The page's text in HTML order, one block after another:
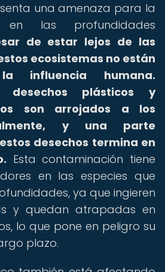
una amenaza para la
las profundidades
de estar lejos de las
ecosistemas no están
influencia humana.
desechos plásticos y
son arrojados a los
y una parte
desechos termina en
Esta contaminación tiene
en las especies que
ya que ingieren
y quedan atrapadas en
lo que pone en peligro su
plazo.